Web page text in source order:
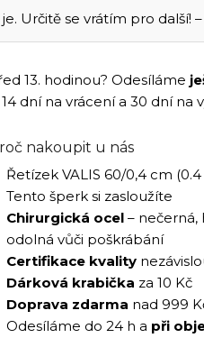
Určitě se vrátím pro další!
13. hodinou? Odesíláme
dní na vrácení a 30 dní na
nakoupit u nás
Řetízek VALIS 60/0,4 cm
Tento šperk si zasloužíte
Chirurgická ocel –
odolná vůči poškrábání
Certifikace kvality
Dárková krabička za 10 Kč
Doprava zdarma nad 999
Odesíláme do 24 h a při